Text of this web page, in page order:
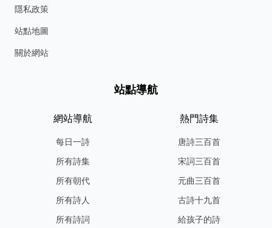
隱私政策
站點地圖
關於網站
站點導航
網站導航
每日一詩
所有詩集
所有朝代
所有詩人
所有詩詞
熱門詩集
唐詩三百首
宋詞三百首
元曲三百首
古詩十九首
給孩子的詩